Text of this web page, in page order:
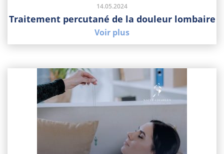
14.05.2024
Traitement percutané de la douleur lombaire
Voir plus